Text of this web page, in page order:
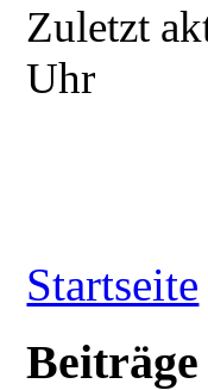
Zuletzt
Uhr
Startseite
Beiträge